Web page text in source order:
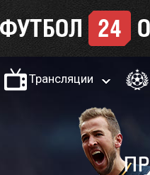
Трансляции